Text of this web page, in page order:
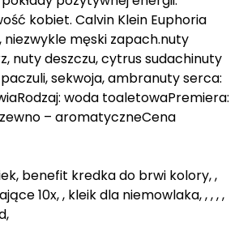
kobiet. Calvin Klein Euphoria
męski zapach.nuty
nuty deszczu, cytrus sudachinuty
sekwoja, ambranuty serca:
woda toaletowaPremiera:
– aromatyczneCena
benefit kredka do brwi kolory, ,
10x, , kleik dla niemowlaka, , , , ,